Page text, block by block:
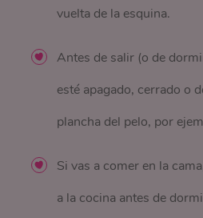
vuelta de la esquina.
Antes de salir (o de
esté apagado, cerrado o
plancha del pelo, por
Si vas a comer en la
a la cocina antes de